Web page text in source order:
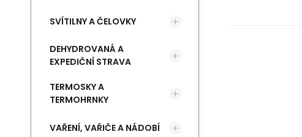
SVÍTILNY A ČELOVKY
DEHYDROVANÁ A
EXPEDIČNÍ STRAVA
TERMOSKY A
TERMOHRNKY
VAŘENÍ, VAŘIČE A NÁDOBÍ